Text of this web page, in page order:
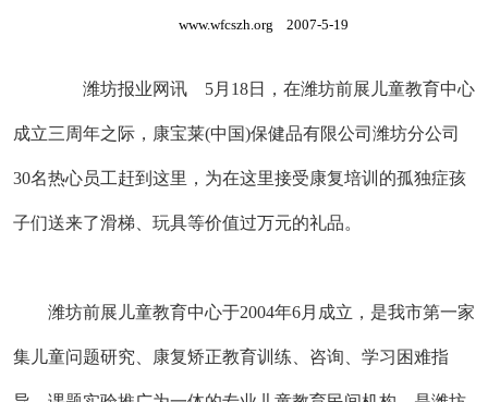
www.wfcszh.org 2007-5-19
潍坊报业网讯 5月18日，在潍坊前展儿童教育中心
成立三周年之际，康宝莱(中国)保健品有限公司潍坊分公司
30名热心员工赶到这里，为在这里接受康复培训的孤独症孩
子们送来了滑梯、玩具等价值过万元的礼品。
潍坊前展儿童教育中心于2004年6月成立，是我市第一家
集儿童问题研究、康复矫正教育训练、咨询、学习困难指